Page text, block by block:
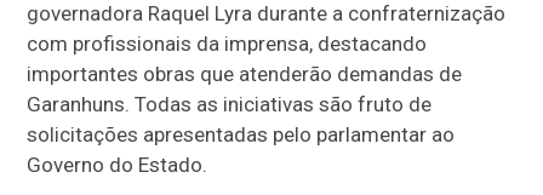
governadora Raquel Lyra durante a confraternização
com profissionais da imprensa, destacando
importantes obras que atenderão demandas de
Garanhuns. Todas as iniciativas são fruto de
solicitações apresentadas pelo parlamentar ao
Governo do Estado.